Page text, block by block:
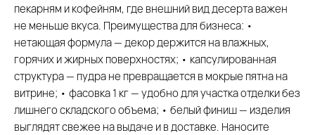
пекарням и кофейням, где внешний вид десерта важен
не меньше вкуса. Преимущества для бизнеса: •
нетающая формула — декор держится на влажных,
горячих и жирных поверхностях; • капсулированная
структура — пудра не превращается в мокрые пятна на
витрине; • фасовка 1 кг — удобно для участка отделки без
лишнего складского объема; • белый финиш — изделия
выглядят свежее на выдаче и в доставке. Наносите